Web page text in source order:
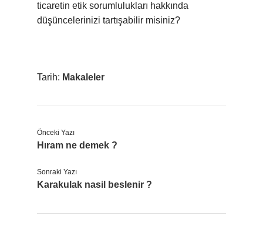
ticaretin etik sorumlulukları hakkında
düşüncelerinizi tartışabilir misiniz?
Tarih: Makaleler
Önceki Yazı
Hıram ne demek ?
Sonraki Yazı
Karakulak nasil beslenir ?